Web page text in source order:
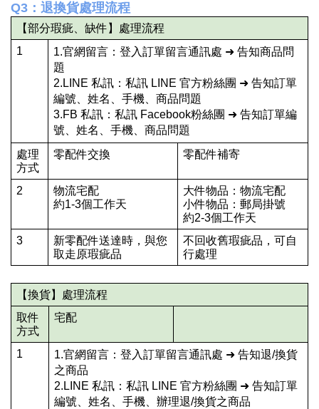
Q3：退換貨處理流程
【部分瑕疵、缺件】處理流程
1
1.官網留言：登入訂單留言通訊處 ➜ 告知商品問
題
2.LINE 私訊：私訊 LINE 官方粉絲團 ➜ 告知訂單
編號、姓名、手機、商品問題
3.FB 私訊：私訊 Facebook粉絲團 ➜ 告知訂單編
號、姓名、手機、商品問題
處理
方式
零配件交換 零配件補寄
2
物流宅配
約1-3個工作天
大件物品：物流宅配
小件物品：郵局掛號
約2-3個工作天
3
新零配件送達時，與您
取走原瑕疵品
不回收舊瑕疵品，可自
行處理
【換貨】處理流程
取件
方式
宅配
1
1.官網留言：登入訂單留言通訊處 ➜ 告知退/換貨
之商品
2.LINE 私訊：私訊 LINE 官方粉絲團 ➜ 告知訂單
編號、姓名、手機、辦理退/換貨之商品